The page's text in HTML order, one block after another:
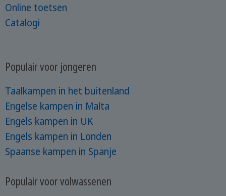
Online toetsen
Catalogi
Populair voor jongeren
Taalkampen in het buitenland
Engelse kampen in Malta
Engels kampen in UK
Engels kampen in Londen
Spaanse kampen in Spanje
Populair voor volwassenen